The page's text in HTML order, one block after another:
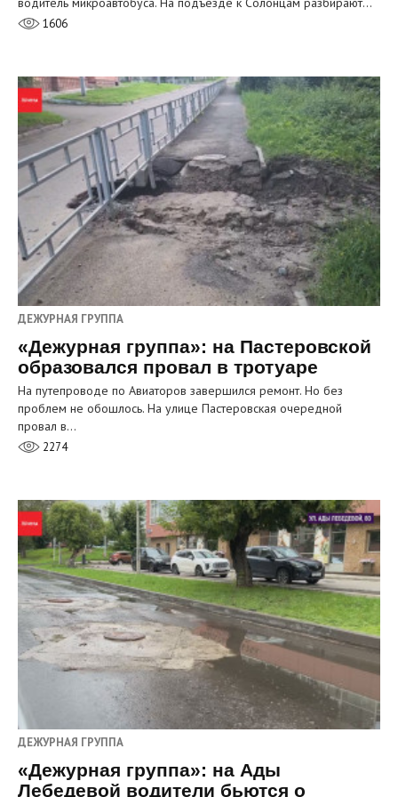
1606
ДЕЖУРНАЯ ГРУППА
«Дежурная группа»: на Пастеровской
образовался провал в тротуаре
На путепроводе по Авиаторов завершился ремонт. Но без
проблем не обошлось. На улице Пастеровская очередной
провал в…
2274
ДЕЖУРНАЯ ГРУППА
«Дежурная группа»: на Ады
Лебедевой водители бьются о